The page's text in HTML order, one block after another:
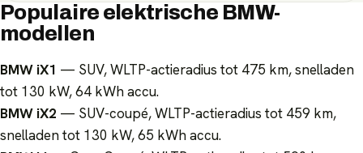
Populaire elektrische BMW-
modellen
BMW iX1 — SUV, WLTP-actieradius tot 475 km, snelladen
tot 130 kW, 64 kWh accu.
BMW iX2 — SUV-coupé, WLTP-actieradius tot 459 km,
snelladen tot 130 kW, 65 kWh accu.